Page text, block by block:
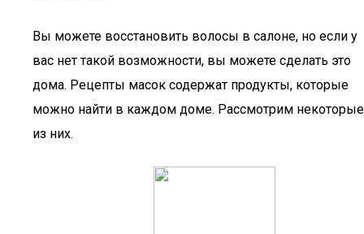
Вы можете восстановить волосы в салоне, но если у
вас нет такой возможности, вы можете сделать это
дома. Рецепты масок содержат продукты, которые
можно найти в каждом доме. Рассмотрим некоторые
из них.